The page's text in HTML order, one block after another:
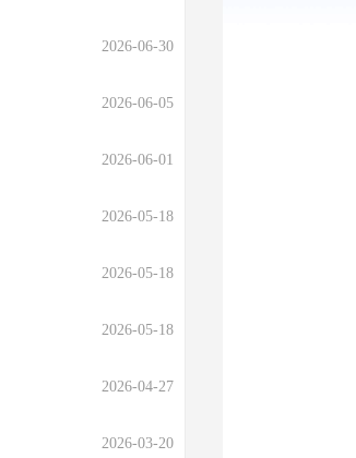
2026-06-30
2026-06-05
2026-06-01
2026-05-18
2026-05-18
2026-05-18
2026-04-27
2026-03-20